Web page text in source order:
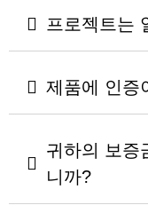
프로젝트는
제품에 인증
귀하의 보증
니까?